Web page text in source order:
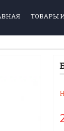
ТОВАРЫ